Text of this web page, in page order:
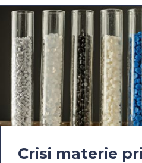
Crisi materie